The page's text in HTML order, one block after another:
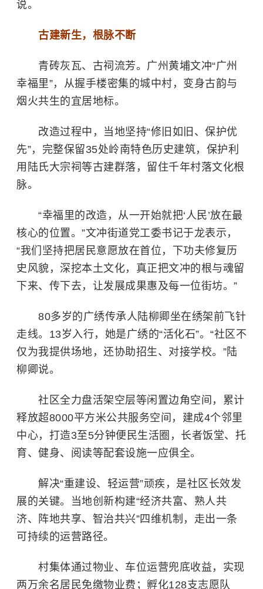
说。
古建新生，根脉不断
青砖灰瓦、古祠流芳。广州黄埔文冲“广州
幸福里”，从握手楼密集的城中村，变身古韵与
烟火共生的宜居地标。
改造过程中，当地坚持“修旧如旧、保护优
先”，完整保留35处岭南特色历史建筑，保护利
用陆氏大宗祠等古建群落，留住千年村落文化根
脉。
“幸福里的改造，从一开始就把‘人民’放在最
核心的位置。”文冲街道党工委书记于龙表示，
“我们坚持把居民意愿放在首位，下功夫修复历
史风貌，深挖本土文化，真正把文冲的根与魂留
下来、传下去，让发展成果惠及每一位街坊。”
80多岁的广绣传承人陆柳卿坐在绣架前飞针
走线。13岁入行，她是广绣的“活化石”。“社区不
仅为我提供场地，还协助招生、对接学校。”陆
柳卿说。
社区全力盘活架空层等闲置边角空间，累计
释放超8000平方米公共服务空间，建成4个邻里
中心，打造3至5分钟便民生活圈，长者饭堂、托
育、健身、阅读等配套设施一应俱全。
解决“重建设、轻运营”顽疾，是社区长效发
展的关键。当地创新构建“经济共富、熟人共
济、阵地共享、智治共兴”四维机制，走出一条
可持续的运营路径。
村集体通过物业、车位运营兜底收益，实现
两万余名居民免缴物业费；孵化128支志愿队